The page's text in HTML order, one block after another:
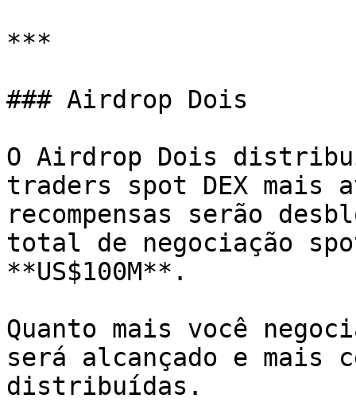
***
### Airdrop Dois
O Airdrop Dois
traders spot DEX mais
recompensas serão
total de negociação
**US$100M**.
Quanto mais você
será alcançado e mais
distribuídas.